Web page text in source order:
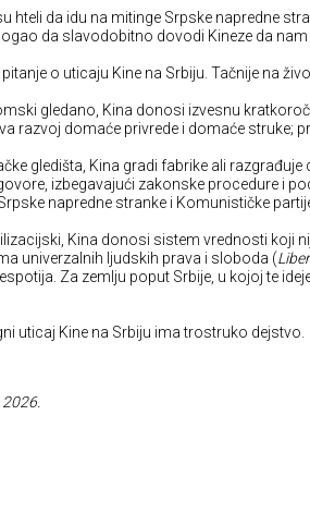
hteli da idu na mitinge Srpske napredne
da slavodobitno dovodi Kineze da
o uticaju Kine na Srbiju. Tačnije na
gledano, Kina donosi izvesnu
razvoj domaće privrede i domaće struke;
gledišta, Kina gradi fabrike ali
izbegavajući zakonske procedure i
napredne stranke i Komunističke
Kina donosi sistem vrednosti koji
univerzalnih ljudskih prava i sloboda (
Za zemlju poput Srbije, u kojoj te
uticaj Kine na Srbiju ima trostruko dejstvo.
2026.